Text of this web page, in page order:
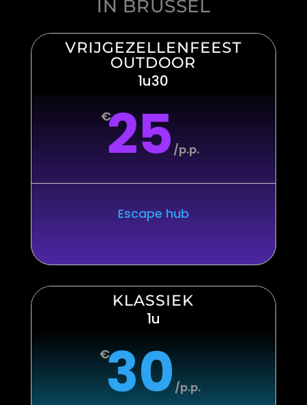
IN BRUSSEL
VRIJGEZELLENFEEST
OUTDOOR
1u30
€25/p.p.
Escape hub
KLASSIEK
1u
€30/p.p.